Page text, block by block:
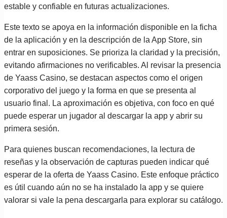
estable y confiable en futuras actualizaciones.
Este texto se apoya en la información disponible en la ficha
de la aplicación y en la descripción de la App Store, sin
entrar en suposiciones. Se prioriza la claridad y la precisión,
evitando afirmaciones no verificables. Al revisar la presencia
de Yaass Casino, se destacan aspectos como el origen
corporativo del juego y la forma en que se presenta al
usuario final. La aproximación es objetiva, con foco en qué
puede esperar un jugador al descargar la app y abrir su
primera sesión.
Para quienes buscan recomendaciones, la lectura de
reseñas y la observación de capturas pueden indicar qué
esperar de la oferta de Yaass Casino. Este enfoque práctico
es útil cuando aún no se ha instalado la app y se quiere
valorar si vale la pena descargarla para explorar su catálogo.